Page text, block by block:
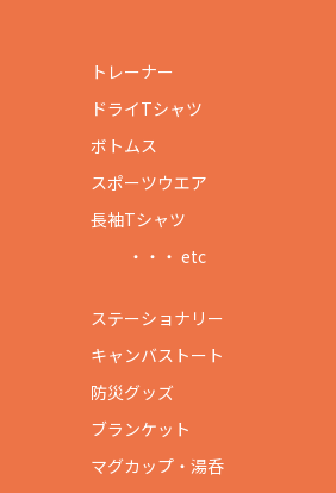
トレーナー
ドライTシャツ
ボトムス
スポーツウエア
長袖Tシャツ
・・・ etc
ステーショナリー
キャンバストート
防災グッズ
ブランケット
マグカップ・湯呑